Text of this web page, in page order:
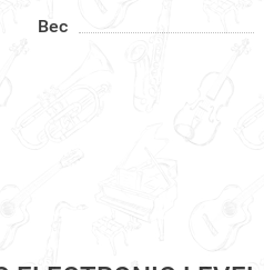
Вес